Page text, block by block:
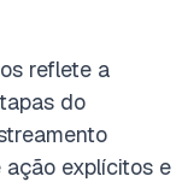
reflete a
do
explícitos e